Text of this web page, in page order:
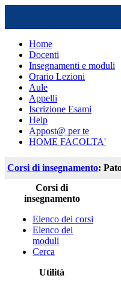
Home
Docenti
Insegnamenti e moduli
Orario Lezioni
Aule
Appelli
Iscrizione Esami
Help
Appost@ per te
HOME FACOLTA'
Corsi di insegnamento:
Corsi di
insegnamento
Elenco dei corsi
Elenco dei
moduli
Cerca
Utilità